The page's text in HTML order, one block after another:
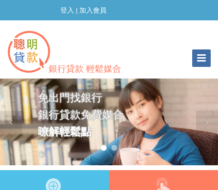
登入 加入會員
銀行貸款 輕鬆媒合
Toggle
免出門找銀行
銀行貸款免費媒合
暸解輕鬆點
提防詐騙
本網站僅媒合銀行
無提供金流資融服務
詳公告事項